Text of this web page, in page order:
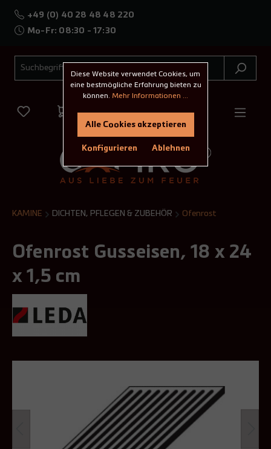
+49 (0) 40 28 48 48 220
Mo-Fr: 08:30 - 17:30
KAMINE DICHTEN, PFLEGEN & ZUBEHÖR Ofenrost
Ofenrost Gusseisen, 18 x 24
x 1,5 cm
Diese Website verwendet Cookies, um
eine bestmögliche Erfahrung bieten zu
können. Mehr Informationen ...
Ablehnen
Konfigurieren
Alle Cookies akzeptieren